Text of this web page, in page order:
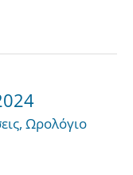
, Ωρολόγιο